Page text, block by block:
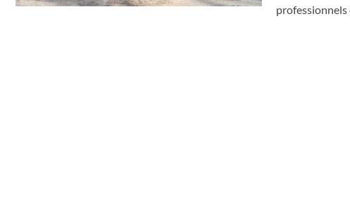
professionnels